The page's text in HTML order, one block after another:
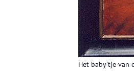
Het baby’tje